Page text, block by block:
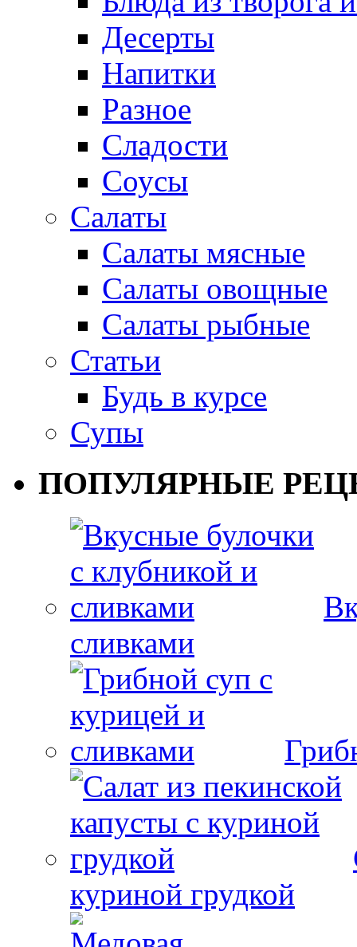
Десерты
Напитки
Разное
Сладости
Соусы
Салаты
Салаты мясные
Салаты овощные
Салаты рыбные
Статьи
Будь в курсе
Супы
ПОПУЛЯРНЫЕ
сливками
куриной грудкой